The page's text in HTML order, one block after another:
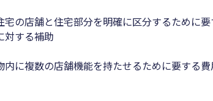
の店舗と住宅部分を明確に区分するために
対する補助
に複数の店舗機能を持たせるために要する